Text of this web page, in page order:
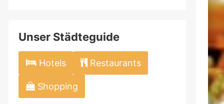
Unser Städteguide
Hotels Restaurants
Shopping